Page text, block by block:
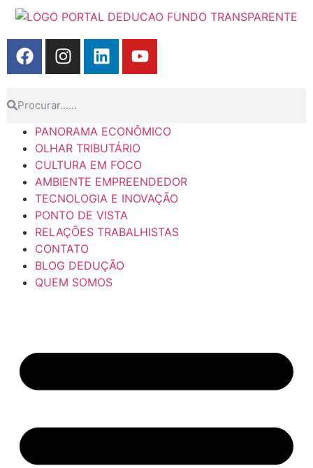
PANORAMA ECONÔMICO
OLHAR TRIBUTÁRIO
CULTURA EM FOCO
AMBIENTE EMPREENDEDOR
TECNOLOGIA E INOVAÇÃO
PONTO DE VISTA
RELAÇÕES TRABALHISTAS
CONTATO
BLOG DEDUÇÃO
QUEM SOMOS